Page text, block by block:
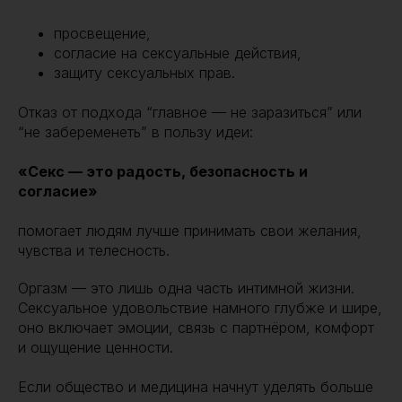
просвещение,
согласие на сексуальные действия,
защиту сексуальных прав.
Отказ от подхода “главное — не заразиться” или
“не забеременеть” в пользу идеи:
«Секс — это радость, безопасность и
согласие»
помогает людям лучше принимать свои желания,
чувства и телесность.
Оргазм — это лишь одна часть интимной жизни.
Сексуальное удовольствие намного глубже и шире,
оно включает эмоции, связь с партнёром, комфорт
и ощущение ценности.
Если общество и медицина начнут уделять больше